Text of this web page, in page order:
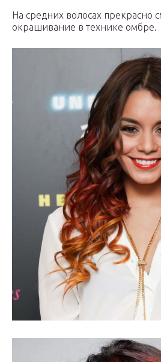
На средних волосах прекрасно
окрашивание в технике омбре.